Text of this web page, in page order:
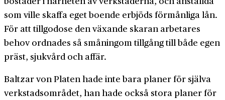
som ville skaffa eget boende erbjöds förmånliga lån.
För att tillgodose den växande skaran arbetares
behov ordnades så småningom tillgång till både egen
präst, sjukvård och affär.
Baltzar von Platen hade inte bara planer för själva
verkstads­området, han hade också stora planer för